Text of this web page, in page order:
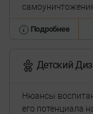
Подробнее
Детский
Нюансы
его потенциала